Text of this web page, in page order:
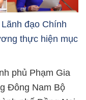
đạo Chính
thực hiện mục
phủ Phạm Gia
Đông Nam Bộ